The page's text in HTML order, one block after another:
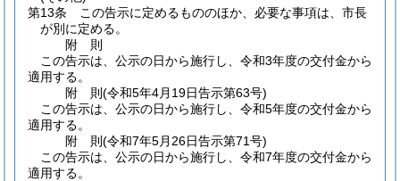
第13条
この告示に定めるもののほか、必要な事項は、市長
が別に定める。
附 則
この告示は、公示の日から施行し、令和3年度の交付金から
適用する。
附 則(令和5年4月19日告示第63号)
この告示は、公示の日から施行し、令和5年度の交付金から
適用する。
附 則(令和7年5月26日告示第71号)
この告示は、公示の日から施行し、令和7年度の交付金から
適用する。